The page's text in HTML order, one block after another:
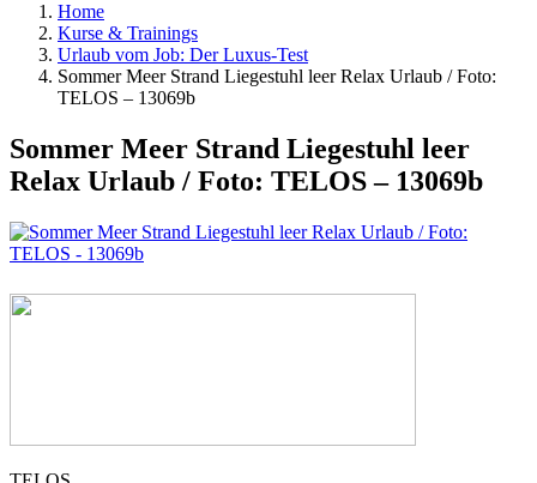
Home
Kurse & Trainings
Urlaub vom Job: Der Luxus-Test
Sommer Meer Strand Liegestuhl leer Relax Urlaub / Foto:
TELOS – 13069b
Sommer Meer Strand Liegestuhl leer
Relax Urlaub / Foto: TELOS – 13069b